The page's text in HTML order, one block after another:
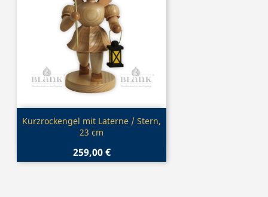
Vorschau
Kurzrockengel mit Laterne / Stern,
23 cm
259,00 €